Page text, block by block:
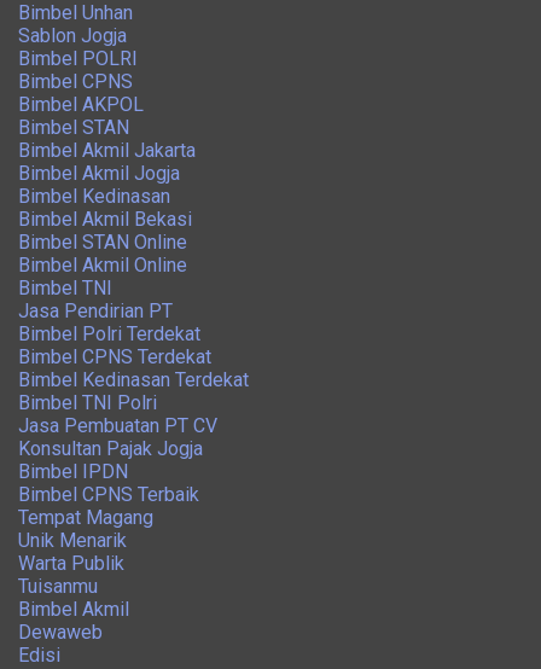
Bimbel Unhan
Sablon Jogja
Bimbel POLRI
Bimbel CPNS
Bimbel AKPOL
Bimbel STAN
Bimbel Akmil Jakarta
Bimbel Akmil Jogja
Bimbel Kedinasan
Bimbel Akmil Bekasi
Bimbel STAN Online
Bimbel Akmil Online
Bimbel TNI
Jasa Pendirian PT
Bimbel Polri Terdekat
Bimbel CPNS Terdekat
Bimbel Kedinasan Terdekat
Bimbel TNI Polri
Jasa Pembuatan PT CV
Konsultan Pajak Jogja
Bimbel IPDN
Bimbel CPNS Terbaik
Tempat Magang
Unik Menarik
Warta Publik
Tuisanmu
Bimbel Akmil
Dewaweb
Edisi